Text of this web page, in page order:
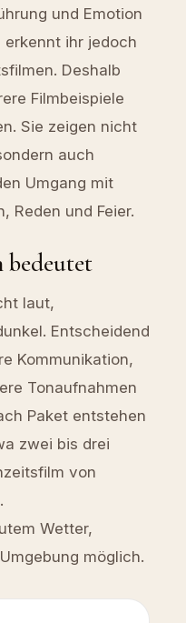
und Emotion
ihr jedoch
Deshalb
Filmbeispiele
Sie zeigen nicht
auch
Umgang mit
Reden und Feier.
bedeutet
laut,
Entscheidend
Kommunikation,
Tonaufnahmen
Paket entstehen
zwei bis drei
von
Wetter,
möglich.